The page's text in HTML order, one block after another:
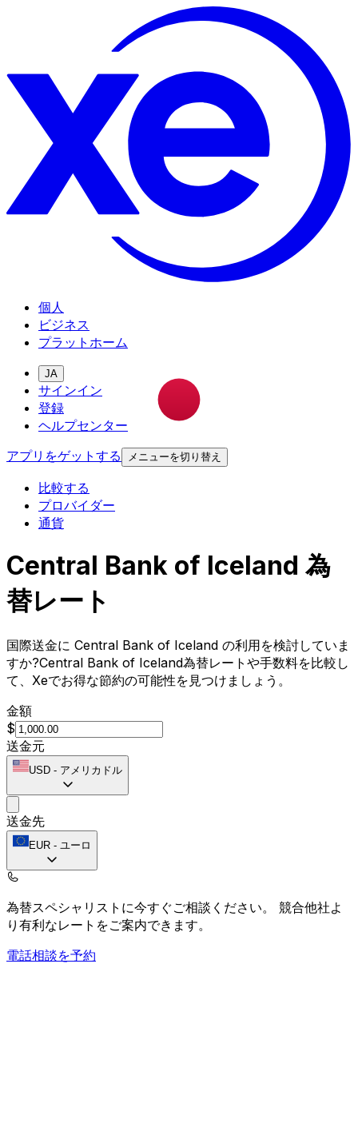
個人
ビジネス
プラットホーム
JA
サインイン
登録
ヘルプセンター
アプリをゲットする
メニューを切り替え
比較する
プロバイダー
通貨
Central Bank of Iceland 為
替レート
国際送金に Central Bank of Iceland の利用を検討していま
すか?Central Bank of Iceland為替レートや手数料を比較し
て、Xeでお得な節約の可能性を見つけましょう。
金額
$
送金元
USD - アメリカドル
送金先
EUR - ユーロ
為替スペシャリストに今すぐご相談ください。 競合他社よ
り有利なレートをご案内できます。
電話相談を予約